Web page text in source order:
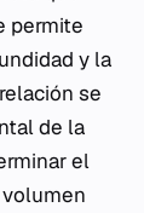
permite
y la
se
de la
el